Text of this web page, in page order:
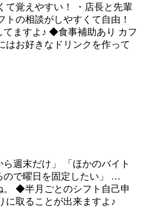
て覚えやすい！ ・店長と先輩
の相談がしやすくて自由！
ますよ♪ ◆食事補助あり カフ
はお好きなドリンクを作って
週末だけ」 「ほかのバイト
ので曜日を固定したい」 …
。 ◆半月ごとのシフト自己申
に取ることが出来ますよ♪